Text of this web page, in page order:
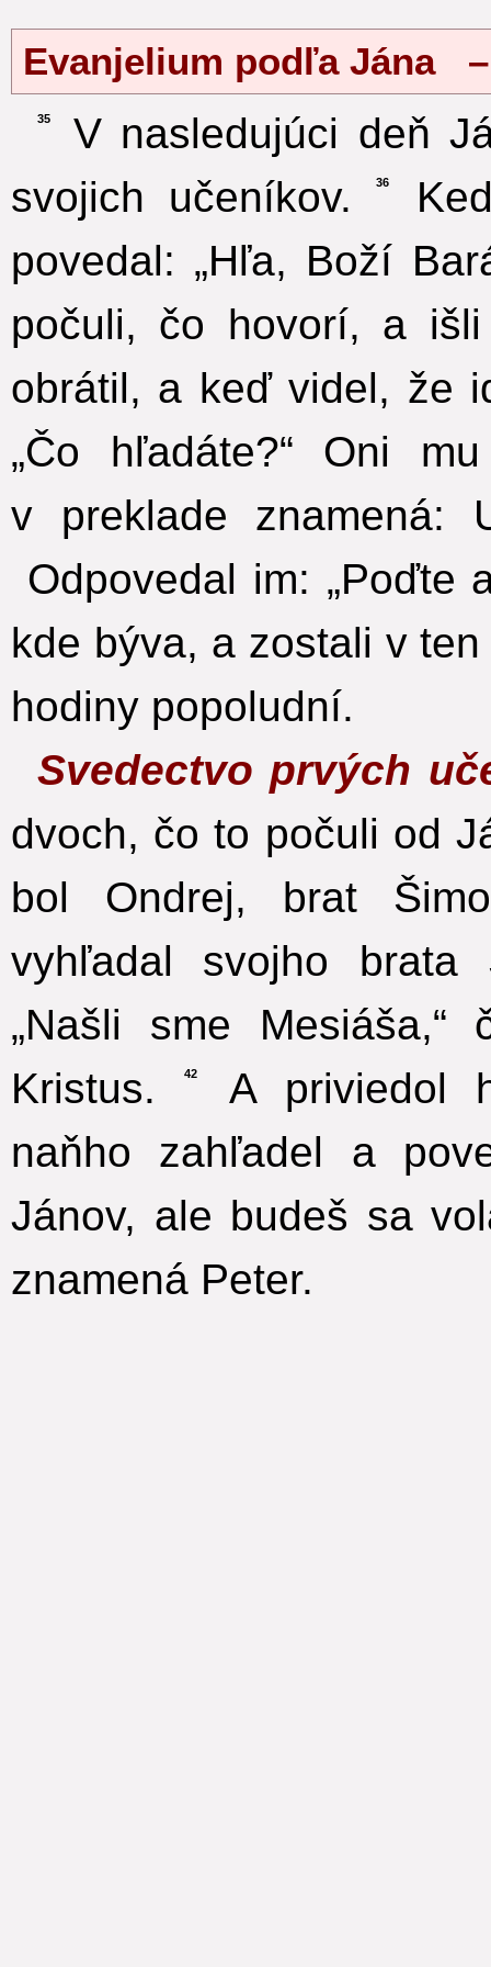
Evanjelium podľa Jána
35
V nasledujúci deň
svojich učeníkov.
36
povedal: „Hľa, Boží
počuli, čo hovorí, a
obrátil, a keď videl, že
„Čo hľadáte?“ Oni
v preklade znamená:
Odpovedal im: „Poďte
kde býva, a zostali v
hodiny popoludní.
Svedectvo prvých
dvoch, čo to počuli od
bol Ondrej, brat
vyhľadal svojho brata
„Našli sme
Kristus.
42
A priviedol
naňho zahľadel a
Jánov, ale budeš sa
znamená Peter.